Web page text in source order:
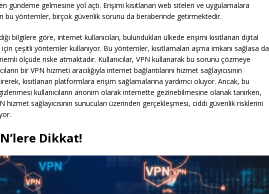
gündeme gelmesine yol açtı. Erişimi kısıtlanan web siteleri ve uygulamalara
bu yöntemler, birçok güvenlik sorunu da beraberinde getirmektedir.
bilgilere göre, internet kullanıcıları, bulundukları ülkede erişimi kısıtlanan dijital
çeşitli yöntemler kullanıyor. Bu yöntemler, kısıtlamaları aşma imkanı sağlasa da
ölçüde riske atmaktadır. Kullanıcılar, VPN kullanarak bu sorunu çözmeye
bir VPN hizmeti aracılığıyla internet bağlantılarını hizmet sağlayıcısının
kısıtlanan platformlara erişim sağlamalarına yardımcı oluyor. Ancak, bu
kullanıcıların anonim olarak internette gezinebilmesine olanak tanırken,
hizmet sağlayıcısının sunucuları üzerinden gerçekleşmesi, ciddi güvenlik risklerini
Dikkat!